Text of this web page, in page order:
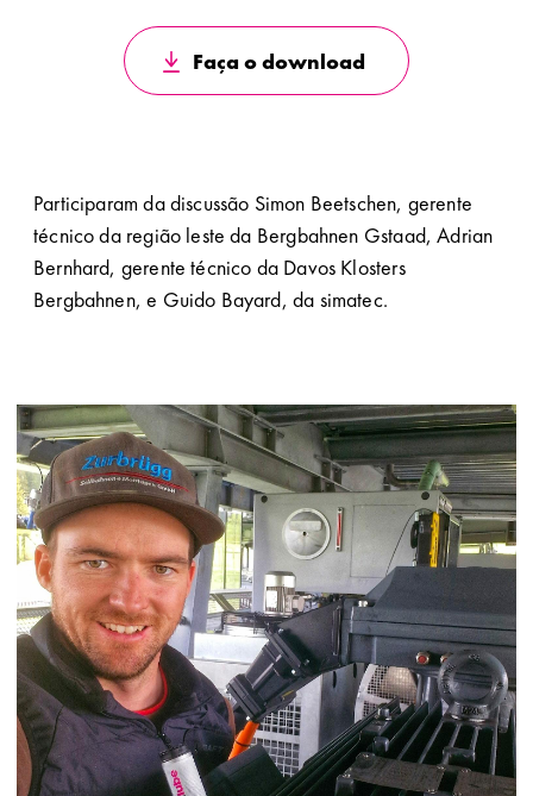
Faça o download
Participaram da discussão Simon Beetschen, gerente
técnico da região leste da Bergbahnen Gstaad, Adrian
Bernhard, gerente técnico da Davos Klosters
Bergbahnen, e Guido Bayard, da simatec.